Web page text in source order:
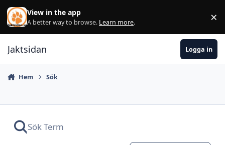
Hoppa till innehåll
View in the app
A better way to browse. Learn more. ×
Jaktsidan Logga in
Hem Sök